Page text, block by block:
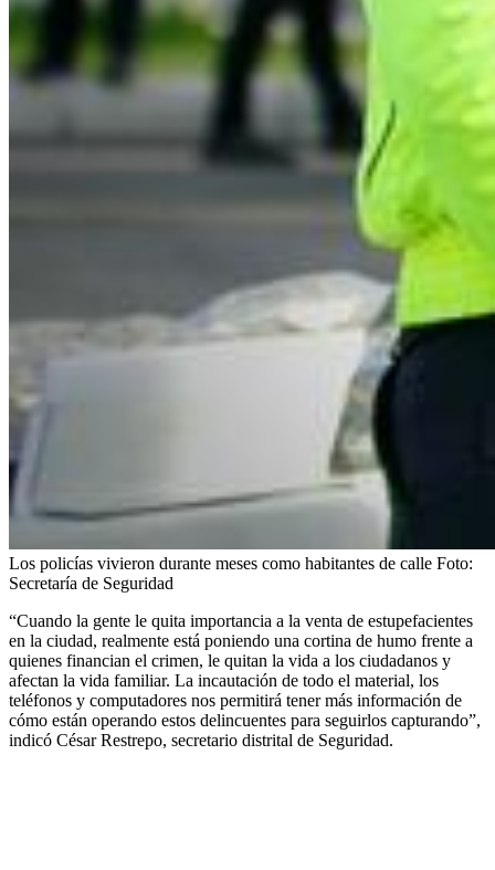
Los policías vivieron durante meses como habitantes de calle Foto:
Secretaría de Seguridad
“Cuando la gente le quita importancia a la venta de estupefacientes
en la ciudad, realmente está poniendo una cortina de humo frente a
quienes financian el crimen, le quitan la vida a los ciudadanos y
afectan la vida familiar. La incautación de todo el material, los
teléfonos y computadores nos permitirá tener más información de
cómo están operando estos delincuentes para seguirlos capturando”,
indicó César Restrepo, secretario distrital de Seguridad.